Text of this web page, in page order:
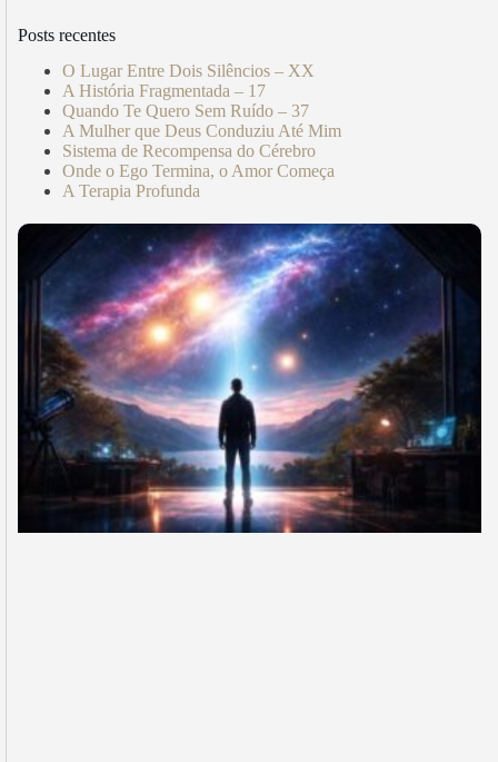
Posts recentes
O Lugar Entre Dois Silêncios – XX
A História Fragmentada – 17
Quando Te Quero Sem Ruído – 37
A Mulher que Deus Conduziu Até Mim
Sistema de Recompensa do Cérebro
Onde o Ego Termina, o Amor Começa
A Terapia Profunda